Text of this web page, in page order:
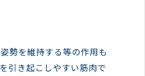
勢を維持する等の作用も
引き起こしやすい筋肉で